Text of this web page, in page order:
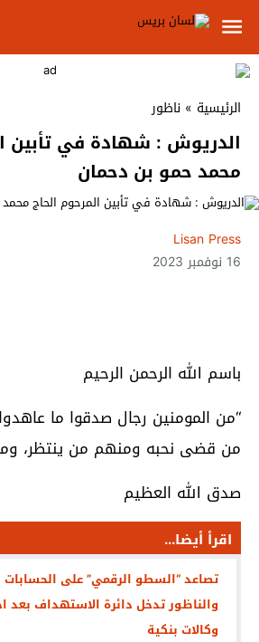
الرئيسية » ناظور
الدريوش : شهادة في تأبين
محمد حمو بن دحمان
Lisan Press
16 نوفمبر 2023
باسم الله الرحمن الرحيم
“من المومنين رجال صدقوا ما
من قضى نحبه ومنهم من ينتظر، وما
صدق الله العظيم
اقرأ أيضا...
تصاعد “السطو الرقمي” على الحسابات
وكالات بنكية